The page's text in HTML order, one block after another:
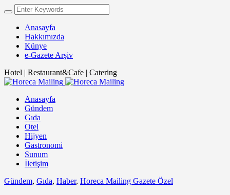
Anasayfa
Hakkımızda
Künye
e-Gazete Arşiv
Hotel | Restaurant&Cafe | Catering
Anasayfa
Gündem
Gıda
Otel
Hijyen
Gastronomi
Sunum
İletişim
Gündem, Gıda, Haber, Horeca Mailing Gazete Özel